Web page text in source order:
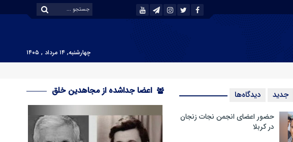
چهارشنبه, ۱۴ مرداد , ۱۴۰۵
جدید دیدگاه‌ها
حضور اعضای انجمن نجات زنجان
در کربلا
اعضا جداشده از مجاهدین خلق